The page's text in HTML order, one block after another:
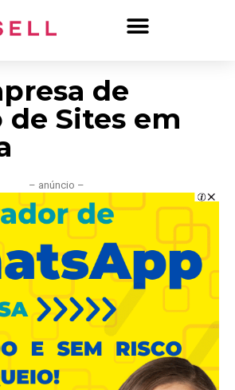
de
de Sites em
– anúncio –